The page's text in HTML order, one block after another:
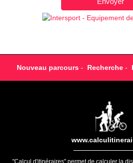
Nouveau parcours- Recherche-
"Calcul d'itinéraires" permet de calculer la